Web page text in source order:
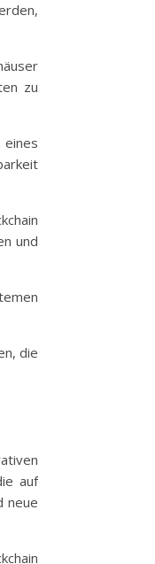
zu
eines
und
die
auf
neue